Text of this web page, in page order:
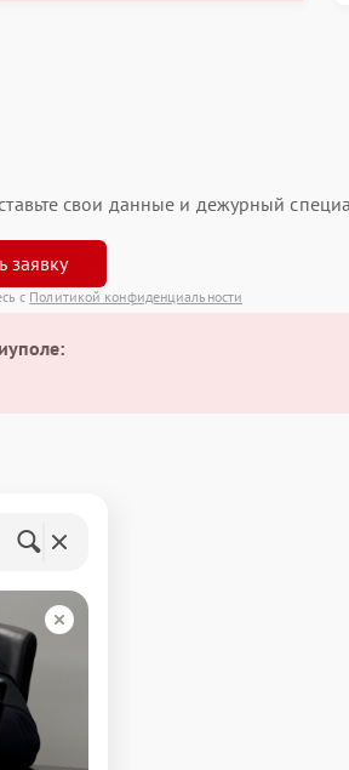
свои данные и дежурный
заявку
с Политикой конфиденциальности